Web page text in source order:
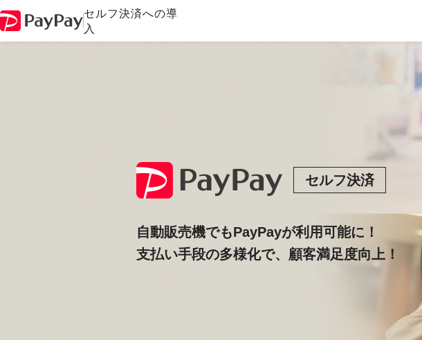
セルフ決済への導
入
セルフ決済
自動販売機でもPayPayが利用可能に！
支払い手段の多様化で、顧客満足度向上！